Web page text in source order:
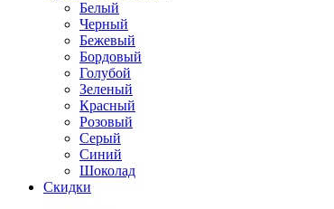
Белый
Черный
Бежевый
Бордовый
Голубой
Зеленый
Красный
Розовый
Серый
Синий
Шоколад
Cкидки